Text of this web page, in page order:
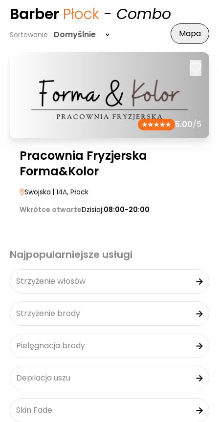
Barber Płock - Combo
Sortowanie Domyślnie Mapa
5.00/5
Pracownia Fryzjerska
Forma&Kolor
Swojska | 14A, Płock
Wkrótce otwarteDzisiaj:08:00-20:00
Najpopularniejsze usługi
Strzyżenie włosów
Strzyżenie brody
Pielęgnacja brody
Depilacja uszu
Skin Fade